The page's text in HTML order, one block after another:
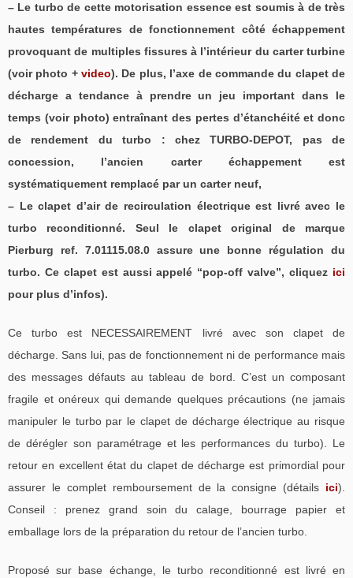
– Le turbo de cette motorisation essence est soumis à de très
hautes températures de fonctionnement côté échappement
provoquant de multiples fissures à l’intérieur du carter turbine
(voir photo +video). De plus, l’axe de commande du clapet de
décharge a tendance à prendre un jeu important dans le
temps (voir photo) entraînant des pertes d’étanchéité et donc
de rendement du turbo : chez TURBO-DEPOT, pas de
concession, l’ancien carter échappement est
systématiquement remplacé par un carter neuf,
– Le clapet d’air de recirculation électrique est livré avec le
turbo reconditionné. Seul le clapet original de marque
Pierburg ref. 7.01115.08.0 assure une bonne régulation du
turbo. Ce clapet est aussi appelé “pop-off valve”, cliquez ici
pour plus d’infos).
Ce turbo est NECESSAIREMENT livré avec son clapet de
décharge. Sans lui, pas de fonctionnement ni de performance mais
des messages défauts au tableau de bord. C’est un composant
fragile et onéreux qui demande quelques précautions (ne jamais
manipuler le turbo par le clapet de décharge électrique au risque
de dérégler son paramétrage et les performances du turbo). Le
retour en excellent état du clapet de décharge est primordial pour
assurer le complet remboursement de la consigne (détails ici).
Conseil : prenez grand soin du calage, bourrage papier et
emballage lors de la préparation du retour de l’ancien turbo.
Proposé sur base échange, le turbo reconditionné est livré en